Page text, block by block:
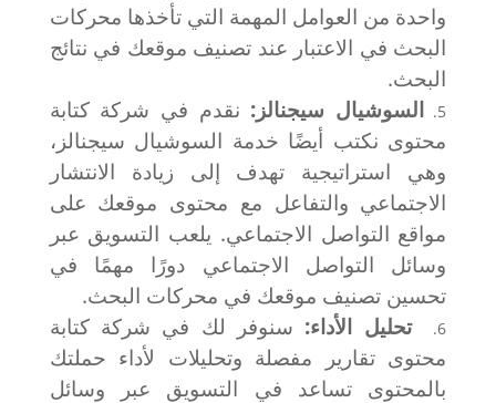
واحدة من العوامل المهمة التي تأخذها محركات
البحث في الاعتبار عند تصنيف موقعك في نتائج
البحث.
السوشيال سيجنالز: نقدم في شركة كتابة
محتوى نكتب أيضًا خدمة السوشيال سيجنالز،
وهي استراتيجية تهدف إلى زيادة الانتشار
الاجتماعي والتفاعل مع محتوى موقعك على
مواقع التواصل الاجتماعي. يلعب التسويق عبر
وسائل التواصل الاجتماعي دورًا مهمًا في
تحسين تصنيف موقعك في محركات البحث.
تحليل الأداء: سنوفر لك في شركة كتابة
محتوى تقارير مفصلة وتحليلات لأداء حملتك
بالمحتوى تساعد في التسويق عبر وسائل